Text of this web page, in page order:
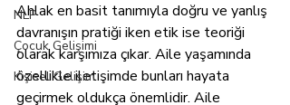
NLP
Çocuk Gelişimi
Kişisel Gelişim
Ahlak en basit tanımıyla doğru ve yanlış
davranışın pratiği iken etik ise teoriği
olarak karşımıza çıkar. Aile yaşamında
özellikle iletişimde bunları hayata
geçirmek oldukça önemlidir. Aile